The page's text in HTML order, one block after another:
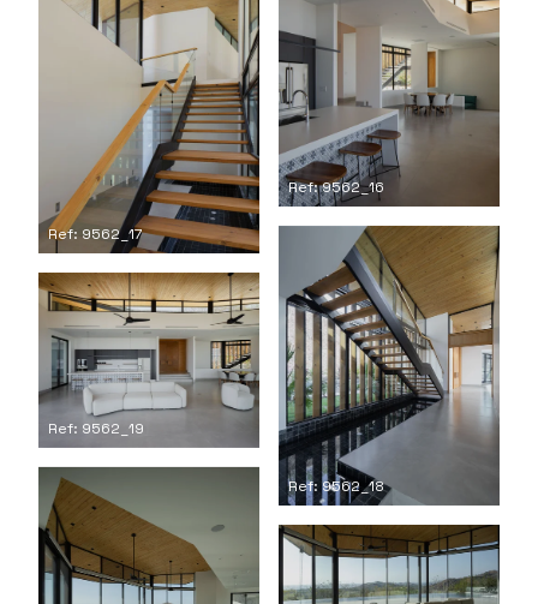
Ref: 9562_16
Ref: 9562_17
Ref: 9562_18
Ref: 9562_19